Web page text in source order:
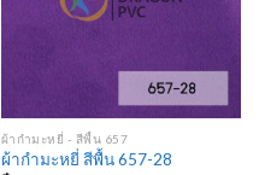
ผ้ากำมะหยี่ - สีพื้น 657
ผ้ากำมะหยี่ สีพื้น 657-28